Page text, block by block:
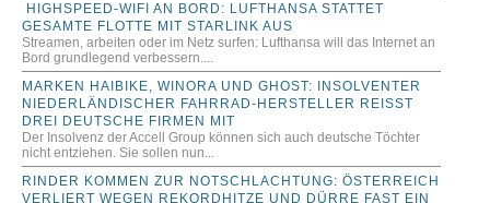
HIGHSPEED-WIFI AN BORD: LUFTHANSA STATTET
GESAMTE FLOTTE MIT STARLINK AUS
Streamen, arbeiten oder im Netz surfen: Lufthansa will das Internet an
Bord grundlegend verbessern....
MARKEN HAIBIKE, WINORA UND GHOST: INSOLVENTER
NIEDERLÄNDISCHER FAHRRAD-HERSTELLER REISST D
REI DEUTSCHE FIRMEN MIT
Der Insolvenz der Accell Group können sich auch deutsche Töchter
nicht entziehen. Sie sollen nun...
RINDER KOMMEN ZUR NOTSCHLACHTUNG: ÖSTERREICH
VERLIERT WEGEN REKORDHITZE UND DÜRRE FAST EIN